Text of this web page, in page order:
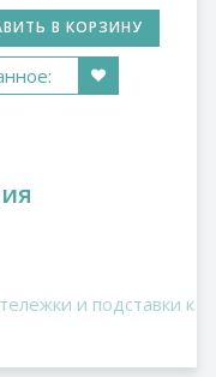
В КОРЗИНУ
и подставки к